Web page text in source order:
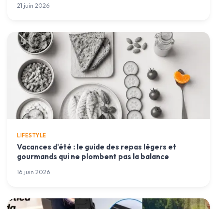
21 juin 2026
LIFESTYLE
Vacances d'été : le guide des repas légers et
gourmands qui ne plombent pas la balance
16 juin 2026